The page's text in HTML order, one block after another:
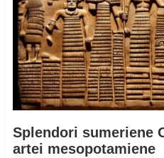
Splendori sumeriene
artei mesopotamiene